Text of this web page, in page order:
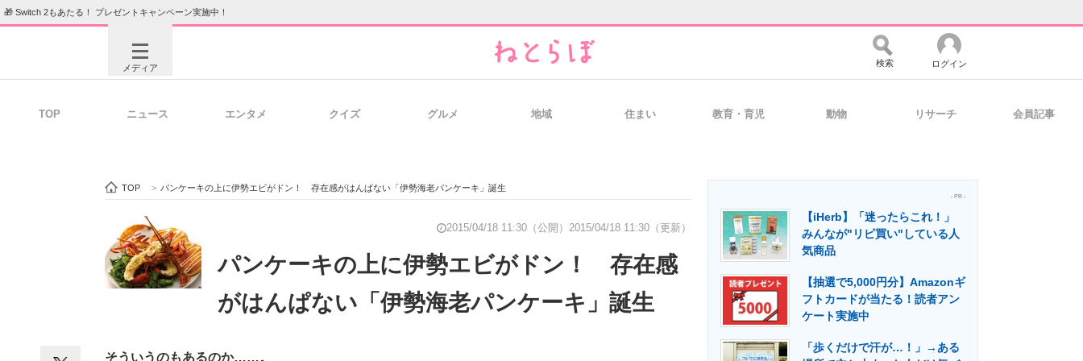
🎁 Switch 2もあたる！ プレゼントキャンペーン実施中！
メディア
ビジネスと働き方のヒント 経営リーダーのコミュニティ マーケ×ITの今がよく分かる
ITエンジニア向け専門サイト 企業向けIT製品の総合サイト IT製品の技術・比較・事例 製造業のIT導入・活用を支援
検索 ログイン
TOP ニュース エンタメ クイズ グルメ 地域 住まい 教育・育児 動物 リサーチ 会員記事
TOP > パンケーキの上に伊勢エビがドン！ 存在感がはんぱない「伊勢海老パンケーキ」誕生
2015/04/18 11:30（公開） 2015/04/18 11:30（更新）
パンケーキの上に伊勢エビがドン！ 存在感
がはんぱない「伊勢海老パンケーキ」誕生
そういうのもあるのか……。
- PR -
【iHerb】「迷ったらこれ！」
みんなが"リピ買い"している人
気商品
【抽選で5,000円分】Amazonギ
フトカードが当たる！読者アン
ケート実施中
「歩くだけで汗が…！」→ある